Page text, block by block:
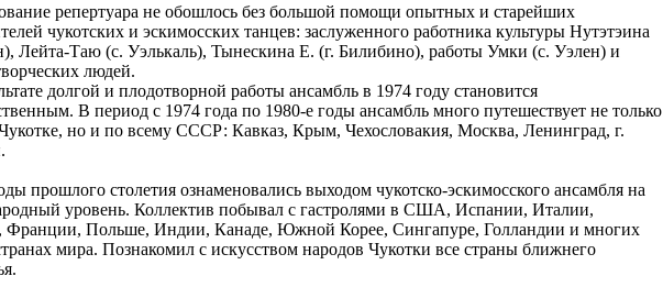
репертуара не обошлось без большой помощи опытных и старейших
чукотских и эскимосских танцев: заслуженного работника культуры Нутэтэина
Лейта-Таю (с. Уэлькаль), Тынескина Е. (г. Билибино), работы Умки (с. Уэлен) и
людей.
долгой и плодотворной работы ансамбль в 1974 году становится
В период с 1974 года по 1980-е годы ансамбль много путешествует не только
но и по всему СССР: Кавказ, Крым, Чехословакия, Москва, Ленинград, г.
прошлого столетия ознаменовались выходом чукотско-эскимосского ансамбля на
уровень. Коллектив побывал с гастролями в США, Испании, Италии,
Франции, Польше, Индии, Канаде, Южной Корее, Сингапуре, Голландии и многих
мира. Познакомил с искусством народов Чукотки все страны ближнего